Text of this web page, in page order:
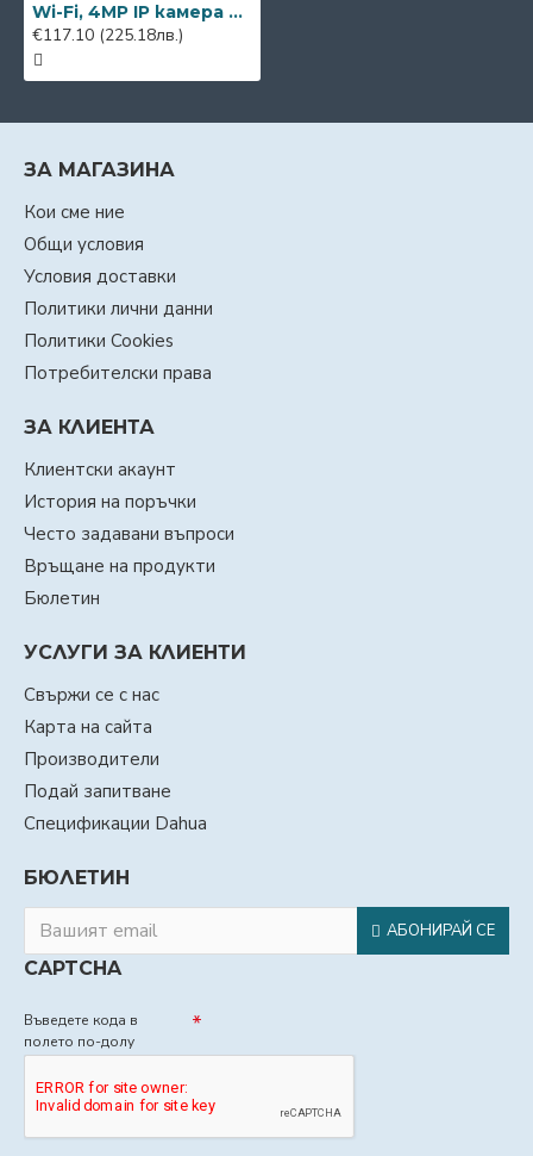
Wi-Fi, 4MP IP камера Hikvision DS-2CD2442FWD-IW
€117.10 (225.18лв.)
ЗА МАГАЗИНА
Кои сме ние
Общи условия
Условия доставки
Политики лични данни
Политики Cookies
Потребителски права
ЗА КЛИЕНТА
Клиентски акаунт
История на поръчки
Често задавани въпроси
Връщане на продукти
Бюлетин
УСЛУГИ ЗА КЛИЕНТИ
Свържи се с нас
Карта на сайта
Производители
Подай запитване
Спецификации Dahua
БЮЛЕТИН
АБОНИРАЙ СЕ
CAPTCHA
Въведете кода в
полето по-долу